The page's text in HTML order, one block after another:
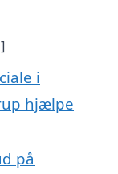
i
hjælpe
på